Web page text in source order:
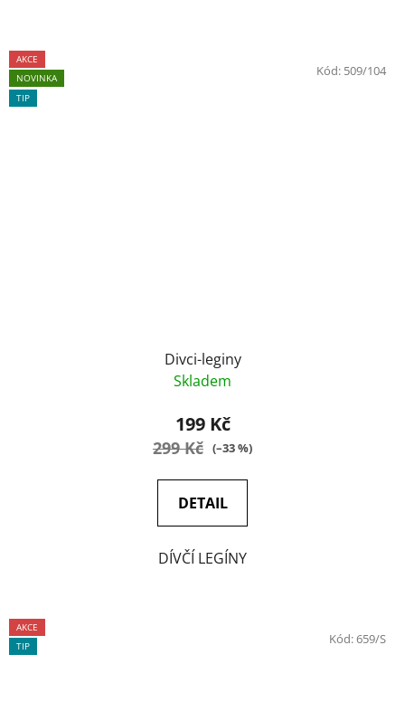
AKCE
NOVINKA
TIP
Divci-leginy
Skladem
199 Kč
299 Kč (–33 %)
DETAIL
DÍVČÍ LEGÍNY
Kód: 509/104
AKCE
TIP
Kód:659/S